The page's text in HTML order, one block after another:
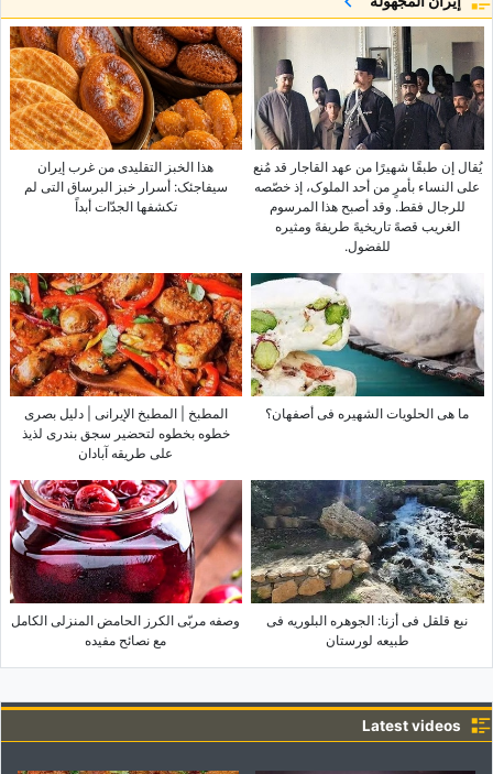
یُقال إن طبقًا شهیرًا من عهد القاجار قد مُنع
على النساء بأمرٍ من أحد الملوک، إذ خصّصه
للرجال فقط. وقد أصبح هذا المرسوم
الغریب قصهً تاریخیهً طریفهً ومثیره
للفضول.
هذا الخبز التقلیدی من غرب إیران
سیفاجئک: أسرار خبز البرساق التی لم
تکشفها الجدّات أبداً
ما هی الحلویات الشهیره فی أصفهان؟
المطبخ | المطبخ الإیرانی | دلیل بصری
خطوه بخطوه لتحضیر سجق بندری لذیذ
على طریقه آبادان
نبع قلقل فی أزنا: الجوهره البلوریه فی
طبیعه لورستان
وصفه مربّى الکرز الحامض المنزلی الکامل
مع نصائح مفیده
Latest videos